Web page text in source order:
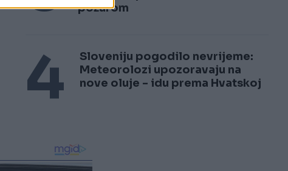
požarom
4
Sloveniju pogodilo nevrijeme:
Meteorolozi upozoravaju na
nove oluje - idu prema Hvatskoj